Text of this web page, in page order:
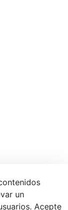
Sebastián
un
Acepte